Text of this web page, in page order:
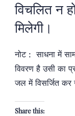
विचलित न
मिलेगी।
नोट : साधना में
विवरण है उसी का
जल में विसर्जित
Share this: